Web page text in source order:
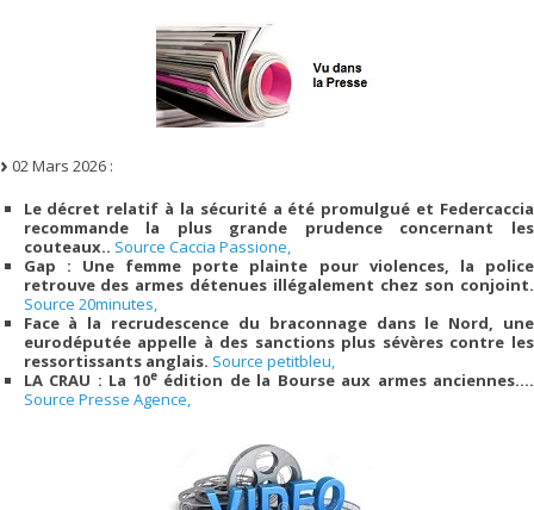
02 Mars 2026 :
Le décret relatif à la sécurité a été promulgué et Federcaccia
recommande la plus grande prudence concernant les
couteaux.. Source Caccia Passione,
Gap : Une femme porte plainte pour violences, la police
retrouve des armes détenues illégalement chez son conjoint.
Source 20minutes,
Face à la recrudescence du braconnage dans le Nord, une
eurodéputée appelle à des sanctions plus sévères contre les
ressortissants anglais. Source petitbleu,
LA CRAU : La 10eédition de la Bourse aux armes anciennes….
Source Presse Agence,